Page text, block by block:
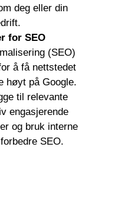
deg eller din
for SEO
(SEO)
å få nettstedet
høyt på Google.
til relevante
engasjerende
og bruk interne
SEO.